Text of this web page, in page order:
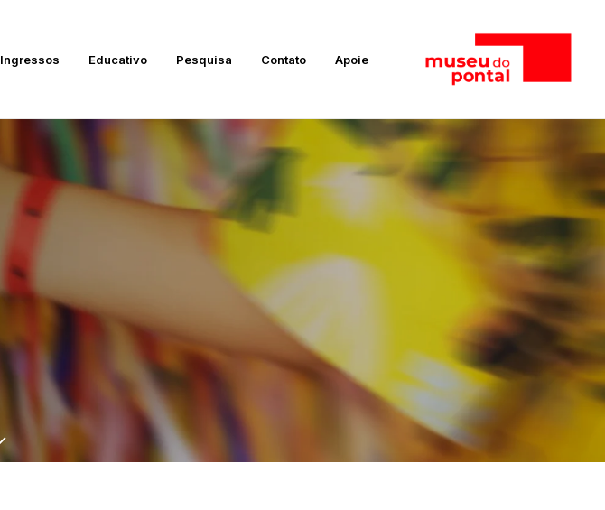
Ingressos Educativo Pesquisa Contato Apoie